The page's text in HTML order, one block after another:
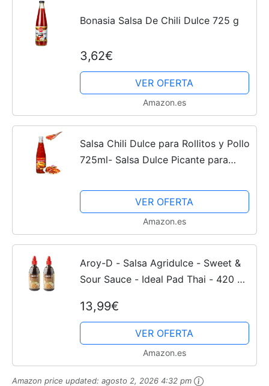
Bonasia Salsa De Chili Dulce 725 g
3,62€
VER OFERTA
Amazon.es
Salsa Chili Dulce para Rollitos y Pollo
725ml- Salsa Dulce Picante para
VER OFERTA
Amazon.es
Aroy-D - Salsa Agridulce - Sweet &
Sour Sauce - Ideal Pad Thai - 420 ML
13,99€
VER OFERTA
Amazon.es
Amazon price updated: agosto 2, 2026 4:32 pm